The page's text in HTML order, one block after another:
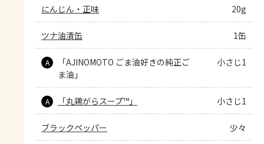
にんじん・正味 20g
ツナ油漬缶 1缶
A
「AJINOMOTO ごま油好きの純正ご
ま油」
小さじ1
A 「丸鶏がらスープ™」 小さじ1
ブラックペッパー 少々